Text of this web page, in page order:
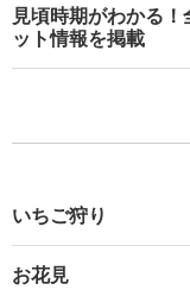
見頃時期がわかる
ット情報を掲載
いちご狩り
お花見